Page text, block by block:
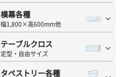
横幕各種
幅1,800×高600mm他
テーブルクロス
定型・自由サイズ
タペストリー各種